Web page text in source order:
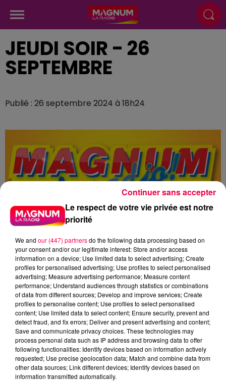
JEUDI SOIR - 26
SEPTEMBRE
Publié : 26 septembre 2024 à 18h24
Flash infos
Crédit :Flash infos
Le respect de votre vie privée est notre
priorité
We and our (447) partnersdo the following data processing based on
your consent and/or our legitimate interest: Store and/or access
information on a device; Use limited data to select advertising; Create
profiles for personalised advertising; Use profiles to select personalised
advertising; Measure advertising performance; Measure content
performance; Understand audiences through statistics or combinations
of data from different sources; Develop and improve services; Create
profiles to personalise content; Use profiles to select personalised
content; Use limited data to select content; Ensure security, prevent and
detect fraud, and fix errors; Deliver and present advertising and content;
Save and communicate privacy choices. These technologies may
process personal data such as IP address and browsing data to offer
following functionalities: Identify devices based on information actively
requested; Use precise geolocation data; Match and combine data from
other data sources; Link different devices; Identify devices based on
information transmitted automatically.
Continuer sans accepter